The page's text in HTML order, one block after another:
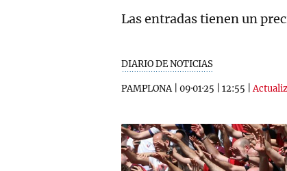
Las entradas tienen un
DIARIO DE NOTICIAS
PAMPLONA| 09·01·25 12:55 |